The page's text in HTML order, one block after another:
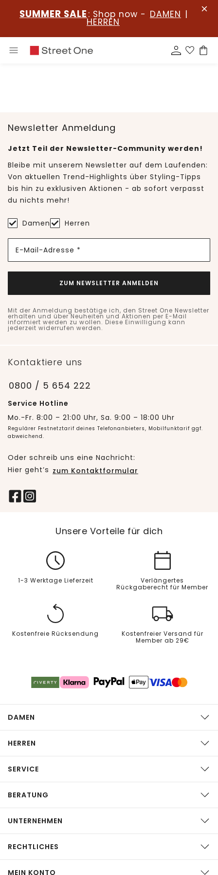
SUMMER SALE : Shop now - DAMEN |
HERREN
Newsletter Anmeldung
Jetzt Teil der Newsletter-Community werden!
Bleibe mit unserem Newsletter auf dem Laufenden:
Von aktuellen Trend-Highlights über Styling-Tipps
bis hin zu exklusiven Aktionen - ab sofort verpasst
du nichts mehr!
Damen Herren
E-Mail-Adresse *
ZUM NEWSLETTER ANMELDEN
Mit der Anmeldung bestätige ich, den Street One Newsletter
erhalten und über Neuheiten und Aktionen per E-Mail
informiert werden zu wollen. Diese Einwilligung kann
jederzeit widerrufen werden.
Kontaktiere uns
0800 / 5 654 222
Service Hotline
Mo.-Fr. 8:00 – 21:00 Uhr, Sa. 9:00 – 18:00 Uhr
Regulärer Festnetztarif deines Telefonanbieters, Mobilfunktarif ggf.
abweichend.
Oder schreib uns eine Nachricht:
Hier geht’s zum Kontaktformular
Unsere Vorteile für dich
1-3 Werktage Lieferzeit
Verlängertes
Rückgaberecht für Member
Kostenfreie Rücksendung
Kostenfreier Versand für
Member ab 29€
DAMEN
HERREN
SERVICE
BERATUNG
UNTERNEHMEN
RECHTLICHES
MEIN KONTO